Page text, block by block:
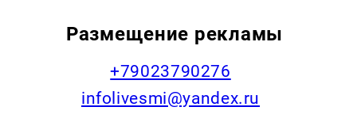
Размещение рекламы
+79023790276
infolivesmi@yandex.ru